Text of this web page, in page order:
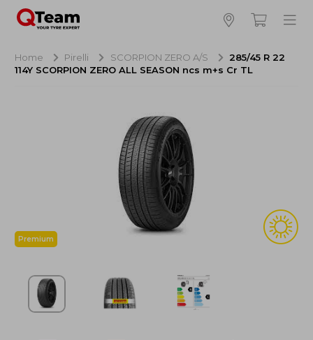
Hoeveel banden wilt u bestellen?
Totaal inclusief BTW:
Bestellen
Annuleren
Home Pirelli SCORPION ZERO A/S
285/45 R 22
114Y SCORPION ZERO ALL SEASON ncs m+s Cr TL
Premium